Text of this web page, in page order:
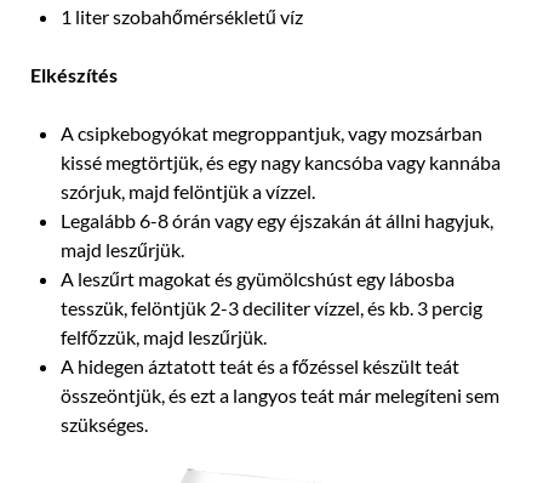
1 liter szobahőmérsékletű víz
Elkészítés
A csipkebogyókat megroppantjuk, vagy mozsárban
kissé megtörtjük, és egy nagy kancsóba vagy kannába
szórjuk, majd felöntjük a vízzel.
Legalább 6-8 órán vagy egy éjszakán át állni hagyjuk,
majd leszűrjük.
A leszűrt magokat és gyümölcshúst egy lábosba
tesszük, felöntjük 2-3 deciliter vízzel, és kb. 3 percig
felfőzzük, majd leszűrjük.
A hidegen áztatott teát és a főzéssel készült teát
összeöntjük, és ezt a langyos teát már melegíteni sem
szükséges.